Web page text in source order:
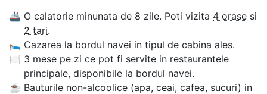
🚢 O calatorie minunata de 8 zile. Poti vizita 4 orase si
2 tari.
🛌 Cazarea la bordul navei in tipul de cabina ales.
🍽 3 mese pe zi ce pot fi servite in restaurantele
principale, disponibile la bordul navei.
☕ Bauturile non-alcoolice (apa, ceai, cafea, sucuri) in